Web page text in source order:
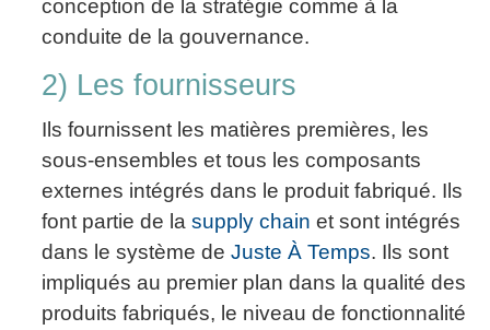
conception de la stratégie comme à la
conduite de la gouvernance.
2) Les fournisseurs
Ils fournissent les matières premières, les
sous-ensembles et tous les composants
externes intégrés dans le produit fabriqué. Ils
font partie de la supply chain et sont intégrés
dans le système de Juste À Temps. Ils sont
impliqués au premier plan dans la qualité des
produits fabriqués, le niveau de fonctionnalité